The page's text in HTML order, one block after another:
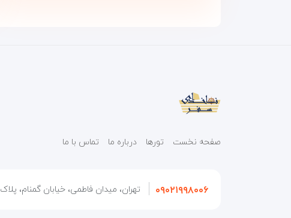
صفحه نخست تورها درباره ما تماس با ما
۰۹۰۲۱۹۹۸۰۰۶ تهران، میدان فاطمی، خیابان گمنام، پلاک ۲۹